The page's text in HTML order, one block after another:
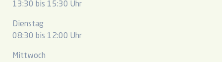
13:30 bis 15:30 Uhr
Dienstag
08:30 bis 12:00 Uhr
Mittwoch